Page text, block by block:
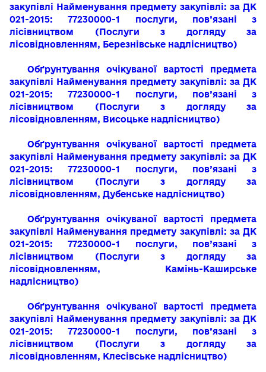
закупівлі Найменування предмету закупівлі: за ДК
021-2015: 77230000-1 послуги, пов’язані з
лісівництвом (Послуги з догляду за
лісовідновленням, Березнівське надлісництво)
Обґрунтування очікуваної вартості предмета
закупівлі Найменування предмету закупівлі: за ДК
021-2015: 77230000-1 послуги, пов’язані з
лісівництвом (Послуги з догляду за
лісовідновленням, Висоцьке надлісництво)
Обґрунтування очікуваної вартості предмета
закупівлі Найменування предмету закупівлі: за ДК
021-2015: 77230000-1 послуги, пов’язані з
лісівництвом (Послуги з догляду за
лісовідновленням, Дубенське надлісництво)
Обґрунтування очікуваної вартості предмета
закупівлі Найменування предмету закупівлі: за ДК
021-2015: 77230000-1 послуги, пов’язані з
лісівництвом (Послуги з догляду за
лісовідновленням, Камінь-Каширське
надлісництво)
Обґрунтування очікуваної вартості предмета
закупівлі Найменування предмету закупівлі: за ДК
021-2015: 77230000-1 послуги, пов’язані з
лісівництвом (Послуги з догляду за
лісовідновленням, Клесівське надлісництво)